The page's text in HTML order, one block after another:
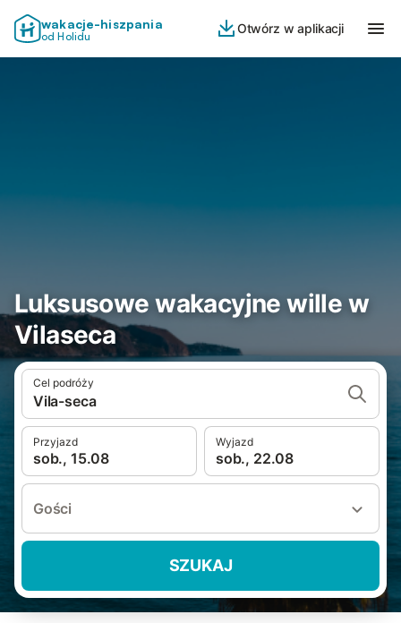
wakacje-hiszpania
od Holidu
Otwórz w aplikacji
Luksusowe wakacyjne wille w
Vilaseca
Cel podróży
Vila-seca
Przyjazd
sob., 15.08
Wyjazd
sob., 22.08
Gości
SZUKAJ